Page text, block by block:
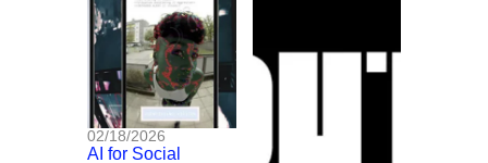
02/18/2026
AI for Social